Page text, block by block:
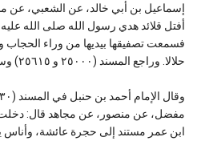
إسماعيل بن أبي خالد، عن الشعبي،
أفتل قلائد هدي رسول الله صلى الله
فسمعت تصفيقها بيديها من وراء الحجاب
حلالا. وراجع المسند (٢٥٠٠٠ و ٢٥٦١٥) وسنن الدارمي (١٩٧٨)۔
مفضل، عن منصور، عن مجاهد قال: دخلت
ابن عمر مستند إلى حجرة عائشة، وأناس